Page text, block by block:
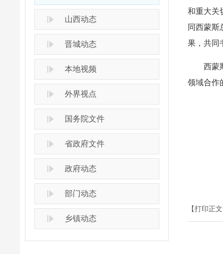
山西动态
晋城动态
本地视频
外界视点
国务院文件
省政府文件
政府动态
部门动态
乡镇动态
和重大关
同西蒙斯
果，共同
西蒙
领域合作
【打印正